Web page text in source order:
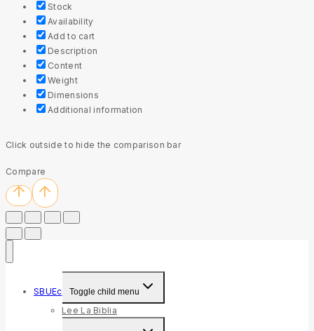
Stock
Availability
Add to cart
Description
Content
Weight
Dimensions
Additional information
Click outside to hide the comparison bar
Compare
SBUEc Toggle child menu
Lee La Biblia